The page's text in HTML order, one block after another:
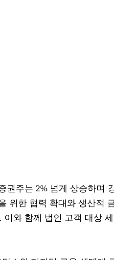
권주는 2% 넘게 상승하며
위한 협력 확대와 생산적
와 함께 법인 고객 대상 세